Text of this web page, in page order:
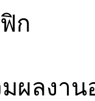
ก
มผลงา